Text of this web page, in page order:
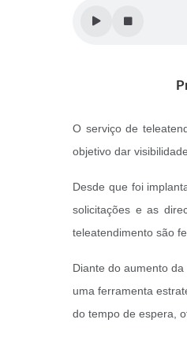
O serviço de
objetivo dar
Desde que foi
solicitações e as
teleatendimento são
Diante do aumento
uma ferramenta
do tempo de espera,